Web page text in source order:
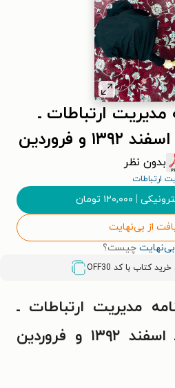
ارتباطات ـ
شماره ۴۶ و ۴۷ ـ اسفند ۱۳۹۲ و فروردین
۱۳۹۳
بدون نظر
ارتباطات
| ۱۲۰,۰۰۰ تومان
از بی‌نهایت
بی‌نهایت چیست؟
OFF30
مدیریت ارتباطات ـ
شماره ۴۶ و ۴۷ ـ اسفند ۱۳۹۲ و فروردین